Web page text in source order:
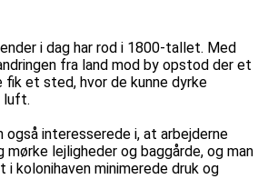
i dag har rod i 1800-tallet. Med
fra land mod by opstod der et
fik et sted, hvor de kunne dyrke
luft.
også interesserede i, at arbejderne
lejligheder og baggårde, og man
i kolonihaven minimerede druk og